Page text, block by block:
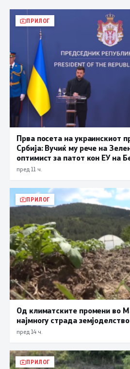
ПРИЛОГ
Прва посета на украинскиот
Србија: Вучиќ му рече на
оптимист за патот кон ЕУ на
пред 11 ч.
ПРИЛОГ
Од климатските промени во
најмногу страда
пред 14 ч.
ПРИЛОГ